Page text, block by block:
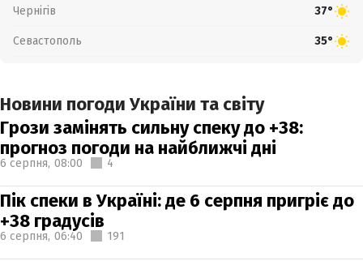
Чернігів 37°
Севастополь 35°
Новини погоди України та світу
Грози замінять сильну спеку до +38:
прогноз погоди на найближчі дні
6 серпня, 08:00 4
Пік спеки в Україні: де 6 серпня пригріє до
+38 градусів
6 серпня, 06:40 191